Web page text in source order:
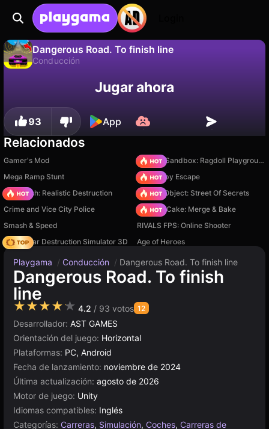
Dangerous Road. To finish line
Conducción
¡Guarda el progreso!Jugar ahora
93 App
Relacionados
Gamer's Mod
Sprunki Sandbox: Ragdoll Playground Mode
Mega Ramp Stunt
Your Obby Escape
Car Crush: Realistic Destruction
Hidden Object: Street Of Secrets
Crime and Vice City Police
Piece of Cake: Merge & Bake
Smash & Speed
RIVALS FPS: Online Shooter
Online Car Destruction Simulator 3D
Age of Heroes
Playgama / Conducción / Dangerous Road. To finish line
Dangerous Road. To finish
line
★★★★★ 4.2 / 93 votos 12
Desarrollador: AST GAMES
Orientación del juego: Horizontal
Plataformas: PC, Android
Fecha de lanzamiento: noviembre de 2024
Última actualización: agosto de 2026
Motor de juego: Unity
Idiomas compatibles: Inglés
Categorías: Carreras, Simulación, Coches, Carreras de